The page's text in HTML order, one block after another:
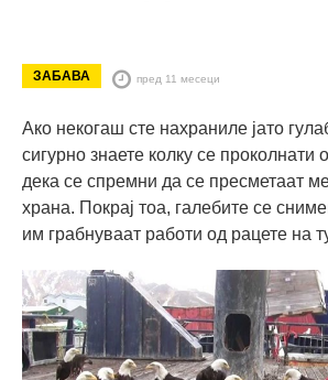
ЗАБАВА пред 11 месеци
Ако некогаш сте нахраниле јато
сигурно знаете колку се проколнати
дека се спремни да се пресметаат
храна. Покрај тоа, галебите се
им грабнуваат работи од рацете на